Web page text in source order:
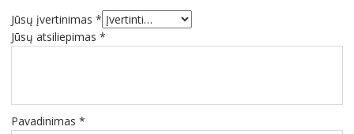
Jūsų įvertinimas *
Jūsų atsiliepimas *
Pavadinimas *